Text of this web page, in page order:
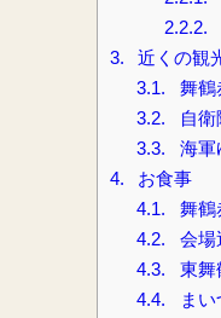
2.2.2.
3.
近くの観
3.1.
舞鶴
3.2.
自
3.3.
海軍
4.
お食事
4.1.
舞鶴
4.2.
会場
4.3.
東舞
4.4.
ま